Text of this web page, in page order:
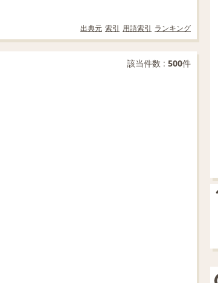
出典元 索引 用語索引 ランキング
該当件数 : 500件